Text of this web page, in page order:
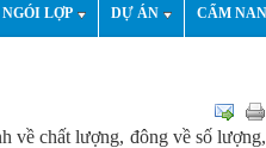
NGÓI LỢP DỰ ÁN CẨM
về chất lượng, đông về số